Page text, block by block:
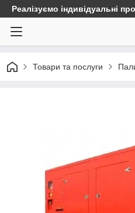
Реалізуємо індивідуальні
Товари та послуги